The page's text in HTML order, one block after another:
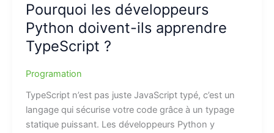
Pourquoi les développeurs
Python doivent-ils apprendre
TypeScript ?
Programation
TypeScript n’est pas juste JavaScript typé, c’est un
langage qui sécurise votre code grâce à un typage
statique puissant. Les développeurs Python y